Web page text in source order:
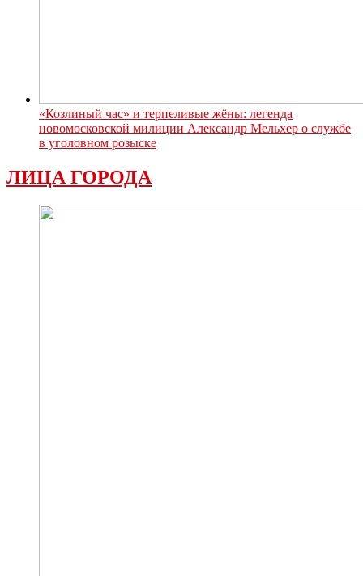
«Козлиный час» и терпеливые жёны: легенда
новомосковской милиции Александр Мельхер о службе
в уголовном розыске
ЛИЦА ГОРОДА